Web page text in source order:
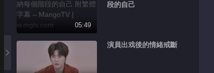
05:49
段的自己
演員出戏後的情緒戒斷